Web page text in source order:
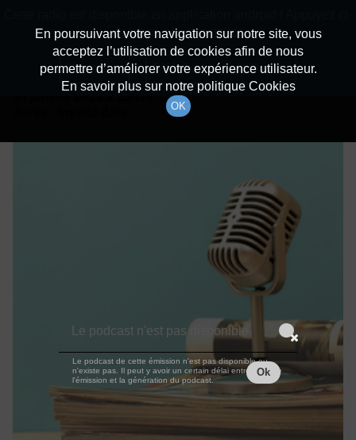
Détails De L'épisode
à 15h59
En poursuivant votre navigation sur notre site, vous
acceptez l’utilisation de cookies afin de nous
permettre d’améliorer votre expérience utilisateur.
En savoir plus sur notre politique Cookies
OK
dessous pour l'installer.
Non merci Télécharger l'application
Le podcast n'est pas disponible
Le podcast de cette émission n'est pas disponible ou
n'existe pas. Il peut y avoir un certain délai entre la fin de
l'émission et la génération du podcast.
Ok